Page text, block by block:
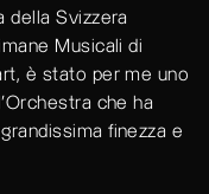
della Svizzera
Musicali di
è stato per me uno
che ha
finezza e